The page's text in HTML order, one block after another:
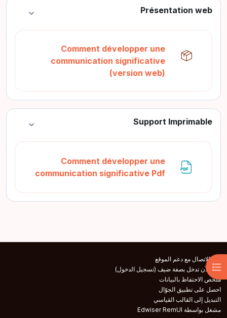
فتح فهرس المقرر
Présentation web
طي
Comment développer une
communication significative
(version web)
Support Imprimable
طي
Comment développer une
communication significative Pdf
الاتصال مع دعم الموقع
أنت الآن تدخل بصفة ضيف (تسجيل الدخول)
ملخص الاحتفاظ بالبيانات
احصل على تطبيق الجوّال
التبديل إلى القالب القياسي
مشغل بواسطة Edwiser RemUI